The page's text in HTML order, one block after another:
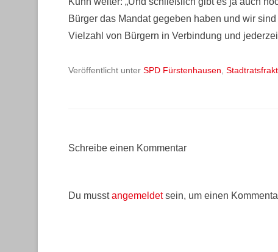
Bürger das Mandat gegeben haben und wir
Vielzahl von Bürgern in Verbindung und
Veröffentlicht unter SPD Fürstenhausen
Schreibe einen Kommentar
Du musstangemeldetsein, um einen